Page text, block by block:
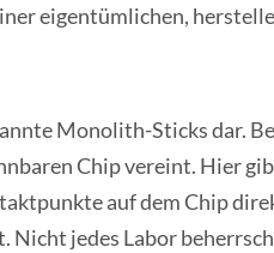
eigentümlichen,
Monolith-Sticks dar.
Chip vereint. Hier
auf dem Chip
jedes Labor